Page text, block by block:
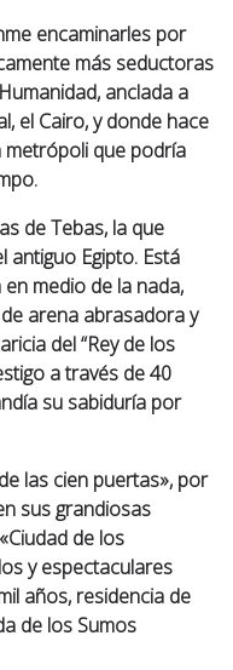
encaminarles por
más seductoras
anclada a
el Cairo, y donde hace
metrópoli que podría
de Tebas, la que
antiguo Egipto. Está
medio de la nada,
arena abrasadora y
del “Rey de los
a través de 40
su sabiduría por
las cien puertas», por
sus grandiosas
de los
y espectaculares
años, residencia de
de los Sumos